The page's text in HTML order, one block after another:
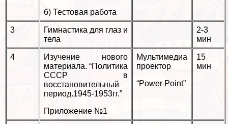
б) Тестовая работа
3
Гимнастика для глаз и
тела
2-3
мин
4
Изучение нового
материала. “Политика
СССР в
восстановительный
период.1945-1953гг.”
Приложение №1
Мультимедиа
проектор
“Power Point”
15
мин